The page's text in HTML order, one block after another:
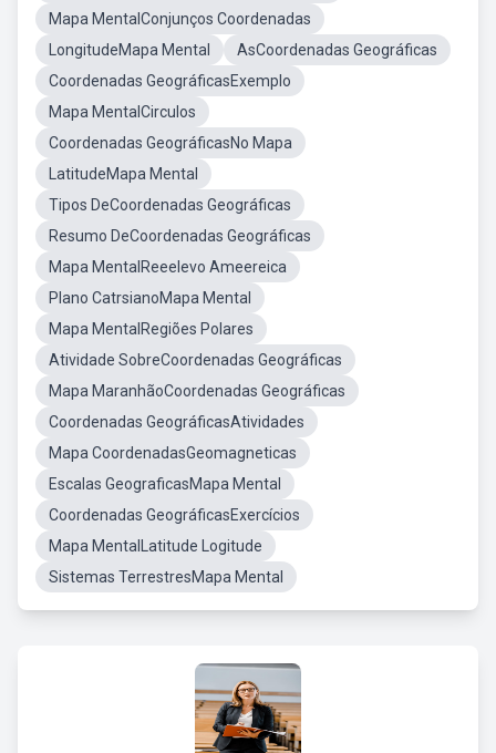
Mapa MentalConjunços Coordenadas
LongitudeMapa Mental
AsCoordenadas Geográficas
Coordenadas GeográficasExemplo
Mapa MentalCirculos
Coordenadas GeográficasNo Mapa
LatitudeMapa Mental
Tipos DeCoordenadas Geográficas
Resumo DeCoordenadas Geográficas
Mapa MentalReeelevo Ameereica
Plano CatrsianoMapa Mental
Mapa MentalRegiões Polares
Atividade SobreCoordenadas Geográficas
Mapa MaranhãoCoordenadas Geográficas
Coordenadas GeográficasAtividades
Mapa CoordenadasGeomagneticas
Escalas GeograficasMapa Mental
Coordenadas GeográficasExercícios
Mapa MentalLatitude Logitude
Sistemas TerrestresMapa Mental